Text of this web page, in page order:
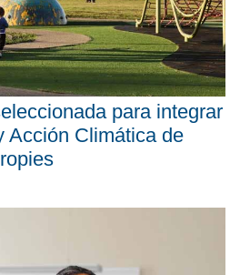
para integrar
Acción Climática de